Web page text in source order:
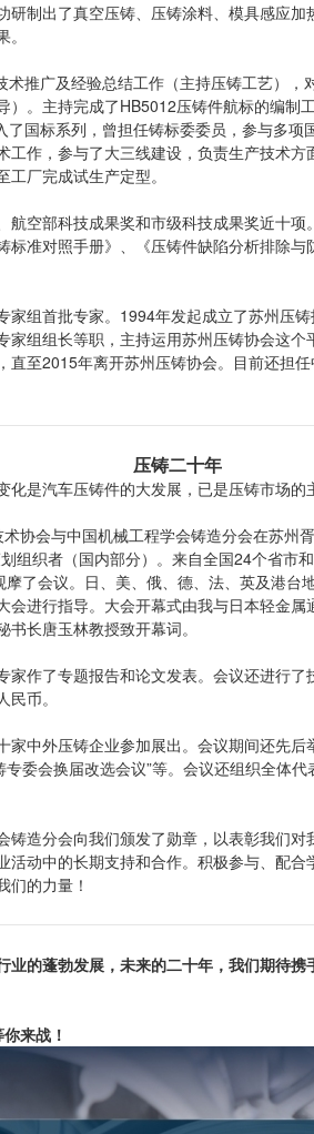
研制出了真空压铸、压铸涂料、模具感应
推广及经验总结工作（主持压铸工艺），
）。主持完成了HB5012压铸件航标的编制
国标系列，曾担任铸标委委员，参与多项
作，参与了大三线建设，负责生产技术方
厂完成试生产定型。
航空部科技成果奖和市级科技成果奖近十
标准对照手册》、《压铸件缺陷分析排除
家组首批专家。1994年发起成立了苏州压
家组组长等职，主持运用苏州压铸协会这
直至2015年离开苏州压铸协会。目前还担
压铸二十年​
是汽车压铸件的大发展，已是压铸市场的
协会与中国机械工程学会铸造分会在苏州
组织者（国内部分）。来自全国24个省市
了会议。日、美、俄、德、法、英及港台
会进行指导。大会开幕式由我与日本轻金
长唐玉林教授致开幕词。
家作了专题报告和论文发表。会议还进行
币。
家中外压铸企业参加展出。会议期间还先后
专委会换届改选会议”等。会议还组织全体
铸造分会向我们颁发了勋章，以表彰我们
活动中的长期支持和合作。积极参与、配
们的力量！
业的蓬勃发展，未来的二十年，我们期待
来战！